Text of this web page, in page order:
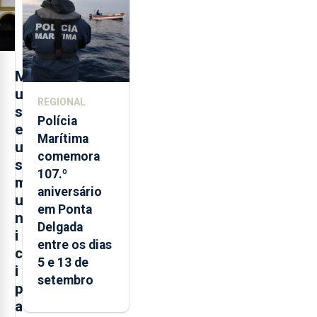
M
u
s
e
u
s
m
u
n
i
c
i
p
a
turística
REGIONAL
Polícia
Marítima
comemora
107.º
aniversário
em Ponta
Delgada
entre os dias
5 e 13 de
setembro